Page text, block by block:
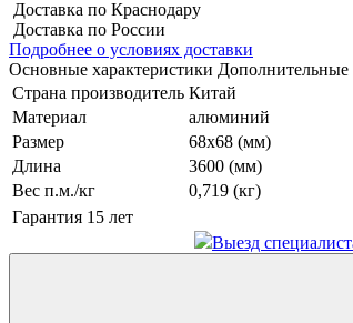
Доставка по Краснодару
Доставка по России
Подробнее о условиях доставки
Основные характеристики Дополнительные
Страна производитель Китай
Материал
алюминий
Размер
68x68 (мм)
Длина
3600 (мм)
Вес п.м./кг
0,719 (кг)
Гарантия 15 лет
Выезд